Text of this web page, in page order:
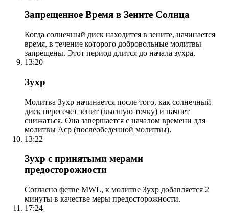
Запрещенное Время в Зените Солнца
Когда солнечный диск находится в зените, начинается
время, в течение которого добровольные молитвы
запрещены. Этот период длится до начала зухра.
13:20
Зухр
Молитва Зухр начинается после того, как солнечный
диск пересечет зенит (высшую точку) и начнет
снижаться. Она завершается с началом времени для
молитвы Аср (послеобеденной молитвы).
13:22
Зухр с принятыми мерами
предосторожности
Согласно фетве MWL, к молитве Зухр добавляется 2
минуты в качестве меры предосторожности.
17:24